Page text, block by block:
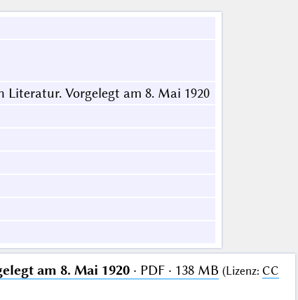
Vorgelegt am 8. Mai 1920
am 8. Mai 1920· PDF · 138 MB (Lizenz: CC